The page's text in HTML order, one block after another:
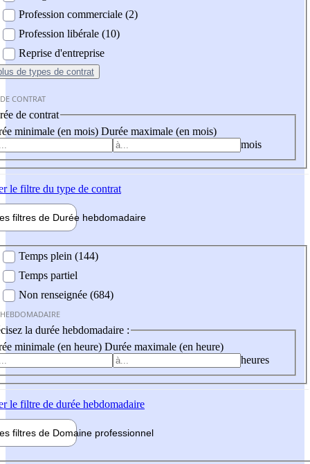
Profession commerciale (2)
Profession libérale (10)
Reprise d'entreprise
de types de contrat
CONTRAT
de contrat
minimale (en mois) Durée maximale (en mois)
mois
le filtre du type de contrat
filtres de Durée hebdomadaire
Temps plein (144)
Temps partiel
Non renseignée (684)
la durée hebdomadaire :
minimale (en heure) Durée maximale (en heure)
heures
le filtre de durée hebdomadaire
filtres de Domaine professionnel